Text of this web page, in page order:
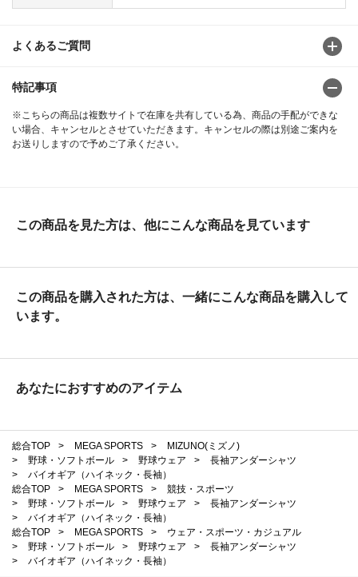
よくあるご質問
特記事項
※こちらの商品は複数サイトで在庫を共有している為、商品の手配ができな
い場合、キャンセルとさせていただきます。キャンセルの際は別途ご案内を
お送りしますので予めご了承ください。
この商品を見た方は、他にこんな商品を見ています
この商品を購入された方は、一緒にこんな商品を購入して
います。
あなたにおすすめのアイテム
総合TOP > MEGA SPORTS >
MIZUNO(ミズノ)
>
野球・ソフトボール > 野球ウェア >
長袖アンダーシャツ
>
バイオギア（ハイネック・長袖）
総合TOP
> MEGA SPORTS >
競技・スポーツ
>
野球・ソフトボール > 野球ウェア >
長袖アンダーシャツ
>
バイオギア（ハイネック・長袖）
総合TOP
> MEGA SPORTS >
ウェア・スポーツ・カジュアル
>
野球・ソフトボール > 野球ウェア >
長袖アンダーシャツ
>
バイオギア（ハイネック・長袖）